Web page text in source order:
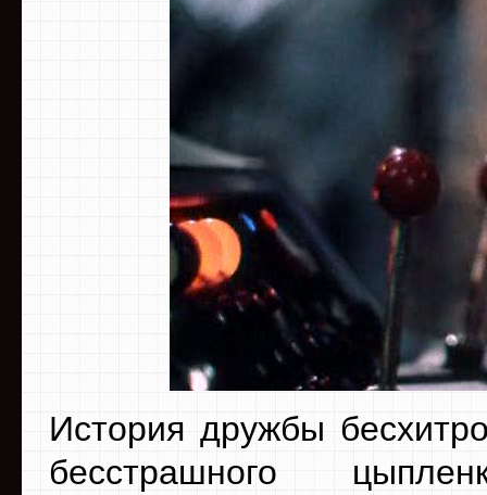
История дружбы
бесстрашного